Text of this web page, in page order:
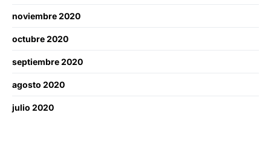
noviembre 2020
octubre 2020
septiembre 2020
agosto 2020
julio 2020